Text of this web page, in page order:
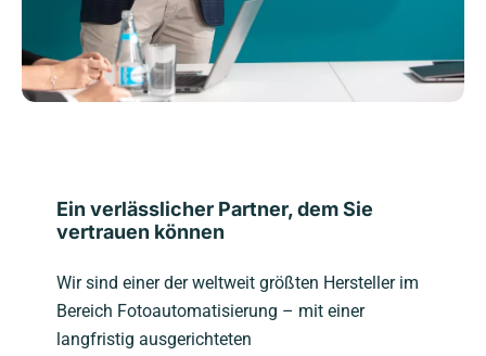
Ein verlässlicher Partner, dem Sie
vertrauen können
Wir sind einer der weltweit größten Hersteller im
Bereich Fotoautomatisierung – mit einer
langfristig ausgerichteten